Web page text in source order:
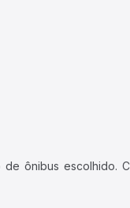
ônibus escolhido.